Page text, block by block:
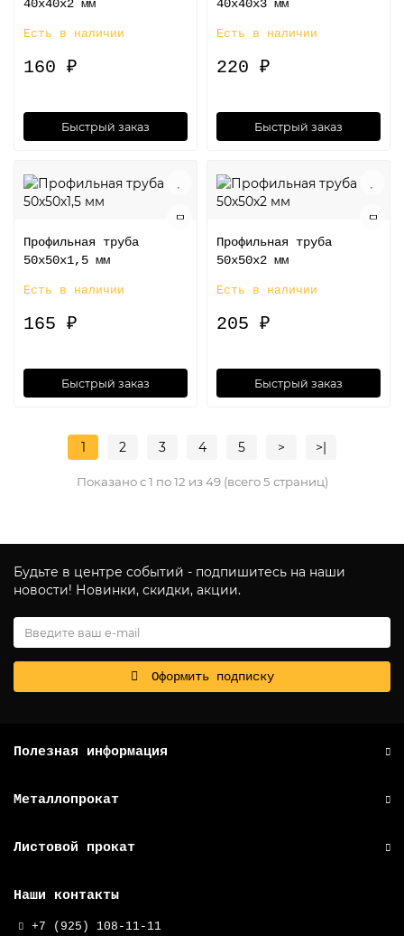
40х40х2 мм
Есть в наличии
160 ₽
Быстрый заказ
40х40х3 мм
Есть в наличии
220 ₽
Быстрый заказ
Профильная труба
50х50х1,5 мм
Есть в наличии
165 ₽
Быстрый заказ
Профильная труба
50х50х2 мм
Есть в наличии
205 ₽
Быстрый заказ
1 2 3 4 5 > >|
Показано с 1 по 12 из 49 (всего 5 страниц)
Будьте в центре событий - подпишитесь на наши
новости! Новинки, скидки, акции.
Оформить подписку
Полезная информация
Металлопрокат
Листовой прокат
Наши контакты
+7 (925) 108-11-11